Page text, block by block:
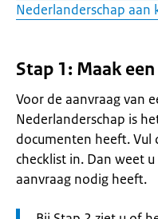
Nederlanderschap aan
Stap 1: Maak
Voor de aanvraag van
Nederlanderschap is
documenten heeft. Vul
checklist in. Dan weet
aanvraag nodig heeft.